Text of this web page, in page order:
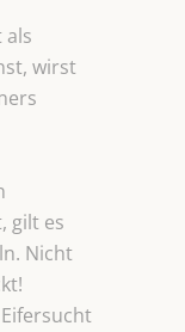
als
wirst
gilt es
Nicht